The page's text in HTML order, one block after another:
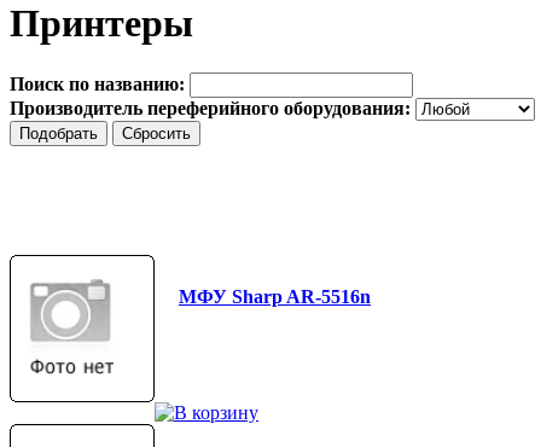
Принтеры
Поиск по названию:
Производитель переферийного оборудования:
МФУ Sharp AR-5516n